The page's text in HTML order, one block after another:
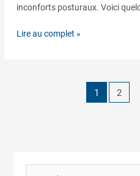
inconforts posturaux. Voici
Lire au complet »
1 2